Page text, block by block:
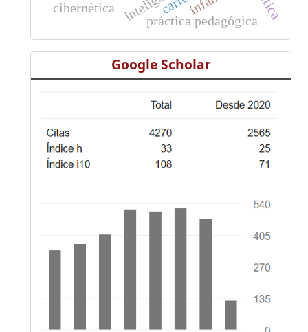
práctica pedagógica
cibernética
Google Scholar